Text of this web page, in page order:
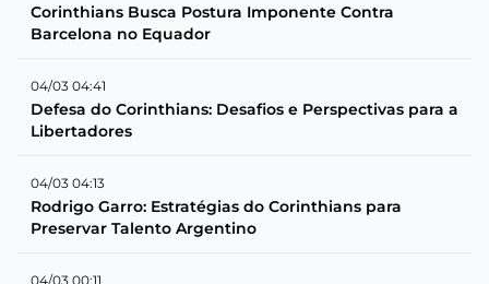
Corinthians Busca Postura Imponente Contra
Barcelona no Equador
04/03 04:41
Defesa do Corinthians: Desafios e Perspectivas para a
Libertadores
04/03 04:13
Rodrigo Garro: Estratégias do Corinthians para
Preservar Talento Argentino
04/03 00:11